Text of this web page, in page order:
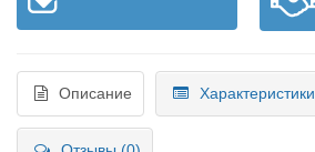
Описание Характеристики